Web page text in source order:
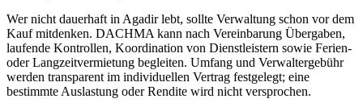
Wer nicht dauerhaft in Agadir lebt, sollte Verwaltung schon vor dem
Kauf mitdenken. DACHMA kann nach Vereinbarung Übergaben,
laufende Kontrollen, Koordination von Dienstleistern sowie Ferien-
oder Langzeitvermietung begleiten. Umfang und Verwaltergebühr
werden transparent im individuellen Vertrag festgelegt; eine
bestimmte Auslastung oder Rendite wird nicht versprochen.